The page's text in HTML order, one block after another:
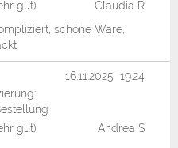
gut)
Claudia R
schöne Ware,
gut) Andrea S
16.11.2025 19:24